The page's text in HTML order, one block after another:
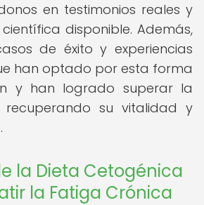
en testimonios reales y
disponible. Además,
de éxito y experiencias
han optado por esta forma
y han logrado superar la
su vitalidad y
la Dieta Cetogénica
la Fatiga Crónica